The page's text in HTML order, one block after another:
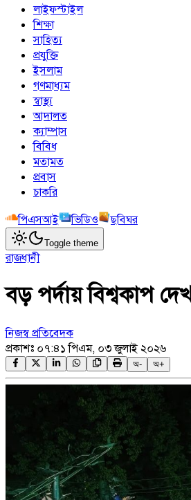
লাইফস্টাইল
শিক্ষা
সাহিত্য
প্রযুক্তি
ইসলাম
গণমাধ্যম
স্বাস্থ্য
আদালত
ক্যাম্পাস
বিবিধ
মতামত
প্রবাস
চাকরি
পিএসআই
ভিডিও ছবিঘর
Toggle theme
রাজধানী
বড় পর্দায় বিশ্বকাপ
নিজস্ব প্রতিবেদক
প্রকাশঃ ০৭:৪১ পিএম, ০৩ জুলাই ২০২৬
অ- অ+